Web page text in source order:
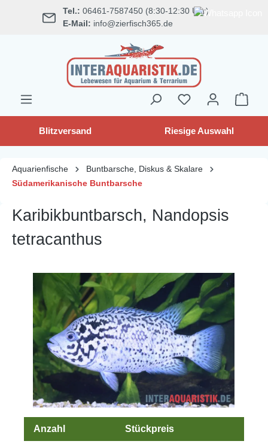
springen Tel.: 06461-7587450 (8:30-12:30 Uhr)
E-Mail: info@zierfisch365.de
Blitzversand Riesige Auswahl
Aquarienfische
Buntbarsche, Diskus & Skalare
Südamerikanische Buntbarsche
Karibikbuntbarsch, Nandopsis
tetracanthus
Bildergalerie überspringen
Anzahl Stückpreis